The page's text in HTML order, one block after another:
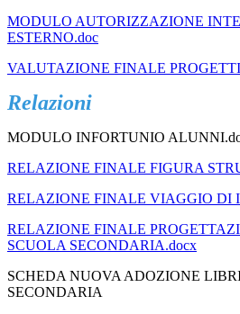
MODULO AUTORIZZAZIONE
ESTERNO.doc
VALUTAZIONE FINALE PROGETTI
Relazioni
MODULO INFORTUNIO
RELAZIONE FINALE FIGURA
RELAZIONE FINALE VIAGGIO DI
RELAZIONE FINALE
SCUOLA SECONDARIA.docx
SCHEDA NUOVA ADOZIONE
SECONDARIA